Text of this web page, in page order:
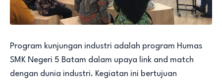
Program kunjungan industri adalah program Humas
SMK Negeri 5 Batam dalam upaya link and match
dengan dunia industri. Kegiatan ini bertujuan